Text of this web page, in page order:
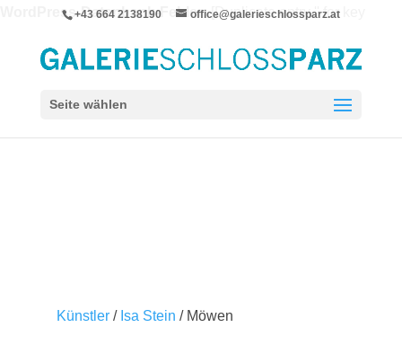
WordPress-Datenbank-Fehler:[Duplicate entry '' for key
ALTER TABLE `wpie_blc_links` ADD UNIQUE KEY
+43 664 2138190 office@galerieschlossparz.at
Seite wählen
Künstler/ Isa Stein / Möwen